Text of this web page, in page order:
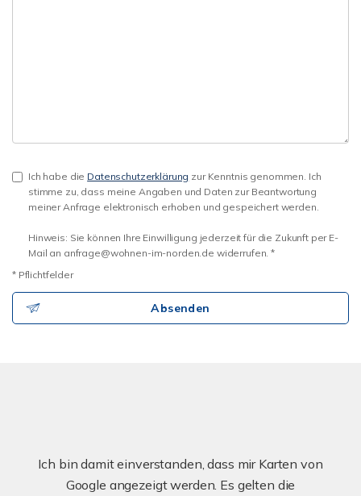
Ich habe die Datenschutzerklärung zur Kenntnis genommen. Ich
stimme zu, dass meine Angaben und Daten zur Beantwortung
meiner Anfrage elektronisch erhoben und gespeichert werden.
Hinweis: Sie können Ihre Einwilligung jederzeit für die Zukunft per E-
Mail an anfrage@wohnen-im-norden.de widerrufen. *
* Pflichtfelder
Absenden
Ich bin damit einverstanden, dass mir Karten von
Google angezeigt werden. Es gelten die